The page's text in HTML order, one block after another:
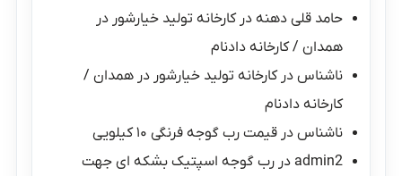
حامد قلی دهنه درکارخانه تولید خیارشور در
همدان / کارخانه دادنام
ناشناس درکارخانه تولید خیارشور در همدان /
کارخانه دادنام
ناشناس درقیمت رب گوجه فرنگی ۱۰ کیلویی
admin2 دررب گوجه اسپتیک بشکه ای جهت